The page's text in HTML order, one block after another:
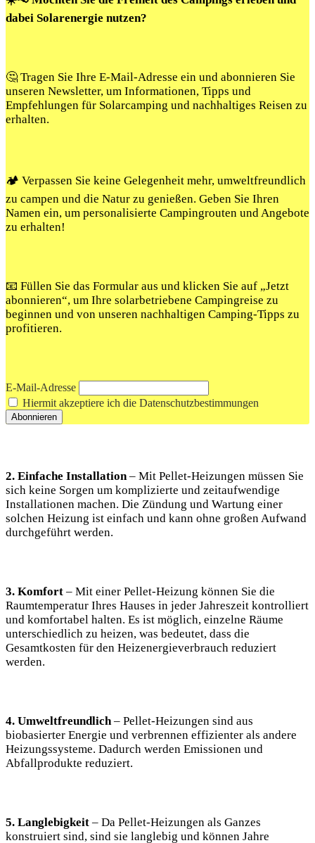
dabei Solarenergie nutzen?
🤔 Tragen Sie Ihre E-Mail-Adresse ein und abonnieren Sie
unseren Newsletter, um Informationen, Tipps und
Empfehlungen für Solarcamping und nachhaltiges Reisen zu
erhalten.
🏕️ Verpassen Sie keine Gelegenheit mehr, umweltfreundlich
zu campen und die Natur zu genießen. Geben Sie Ihren
Namen ein, um personalisierte Campingrouten und Angebote
zu erhalten!
📧 Füllen Sie das Formular aus und klicken Sie auf „Jetzt
abonnieren“, um Ihre solarbetriebene Campingreise zu
beginnen und von unseren nachhaltigen Camping-Tipps zu
profitieren.
E-Mail-Adresse
Hiermit akzeptiere ich die Datenschutzbestimmungen
2. Einfache Installation– Mit Pellet-Heizungen müssen Sie
sich keine Sorgen um komplizierte und zeitaufwendige
Installationen machen. Die Zündung und Wartung einer
solchen Heizung ist einfach und kann ohne großen Aufwand
durchgeführt werden.
3. Komfort – Mit einer Pellet-Heizung können Sie die
Raumtemperatur Ihres Hauses in jeder Jahreszeit kontrolliert
und komfortabel halten. Es ist möglich, einzelne Räume
unterschiedlich zu heizen, was bedeutet, dass die
Gesamtkosten für den Heizenergieverbrauch reduziert
werden.
4. Umweltfreundlich– Pellet-Heizungen sind aus
biobasierter Energie und verbrennen effizienter als andere
Heizungssysteme. Dadurch werden Emissionen und
Abfallprodukte reduziert.
5. Langlebigkeit – Da Pellet-Heizungen als Ganzes
konstruiert sind, sind sie langlebig und können Jahre